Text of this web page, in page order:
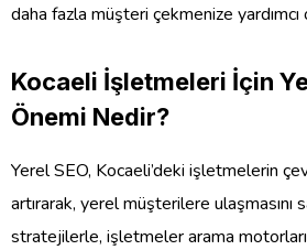
daha fazla müşteri çekmenize yardımcı
Kocaeli İşletmeleri İçin
Önemi Nedir?
Yerel SEO, Kocaeli’deki işletmelerin
artırarak, yerel müşterilere ulaşmasını
stratejilerle, işletmeler arama